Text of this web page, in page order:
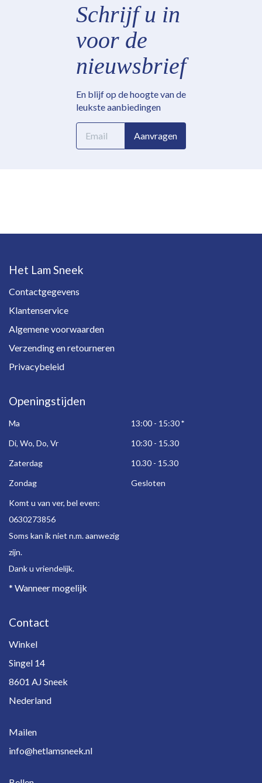
Schrijf u in
voor de
nieuwsbrief
En blijf op de hoogte van de
leukste aanbiedingen
E-
mailadres
Aanvragen
Het Lam Sneek
Contactgegevens
Klantenservice
Algemene voorwaarden
Verzending en retourneren
Privacybeleid
Openingstijden
Ma 13:00 - 15:30*
Di, Wo, Do, Vr
10:30 - 15.30
Zaterdag
10.30 - 15.30
Zondag
Gesloten
Komt u van ver, bel even:
0630273856
Soms kan ik niet n.m. aanwezig
zijn.
Dank u vriendelijk.
* Wanneer mogelijk
Contact
Winkel
Singel 14
8601 AJ Sneek
Nederland
Mailen
info@hetlamsneek.nl